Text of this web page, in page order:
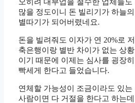
많을 정도이니 돈 빌리기가 하늘의
별따기가 되어버렸네요.
돈을 빌려줘도 이자가 연 20%로 저
축은행이랑 별반 차이가 없는 상황
이기 때문에 이제는 심사를 굉장히
빡세게 한다고 들었습니다.
연체할 가능성이 조금이라도 있는
사람이면 다 거절을 한다고 하는데